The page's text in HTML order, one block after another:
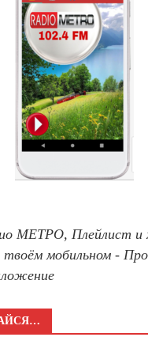
МЕТРО, Плейлист и
твоём мобильном -